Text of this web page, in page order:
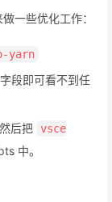
一些优化工作：
yarn
字段即可看不到任
后把 vsce
中。